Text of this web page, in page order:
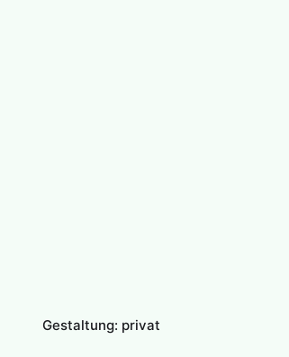
Gestaltung: privat